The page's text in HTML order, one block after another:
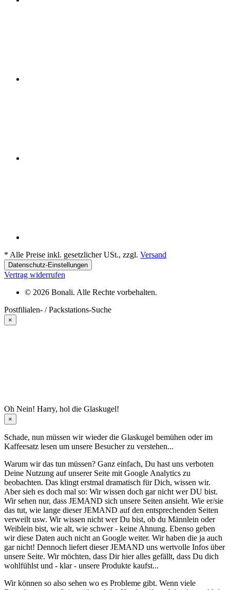
* Alle Preise inkl. gesetzlicher USt., zzgl. Versand
Datenschutz-Einstellungen
Vertrag widerrufen
© 2026 Bonali. Alle Rechte vorbehalten.
Postfilialen- / Packstations-Suche
×
Oh Nein! Harry, hol die Glaskugel!
×
Schade, nun müssen wir wieder die Glaskugel bemühen oder im
Kaffeesatz lesen um unsere Besucher zu verstehen...
Warum wir das tun müssen? Ganz einfach, Du hast uns verboten
Deine Nutzung auf unserer Seite mit Google Analytics zu
beobachten. Das klingt erstmal dramatisch für Dich, wissen wir.
Aber sieh es doch mal so: Wir wissen doch gar nicht wer DU bist.
Wir sehen nur, dass JEMAND sich unsere Seiten ansieht. Wie er/sie
das tut, wie lange dieser JEMAND auf den entsprechenden Seiten
verweilt usw. Wir wissen nicht wer Du bist, ob du Männlein oder
Weiblein bist, wie alt, wie schwer - keine Ahnung. Ebenso geben
wir diese Daten auch nicht an Google weiter. Wir haben die ja auch
gar nicht! Dennoch liefert dieser JEMAND uns wertvolle Infos über
unsere Seite. Wir möchten, dass Dir hier alles gefällt, dass Du dich
wohlfühlst und - klar - unsere Produkte kaufst...
Wir können so also sehen wo es Probleme gibt. Wenn viele